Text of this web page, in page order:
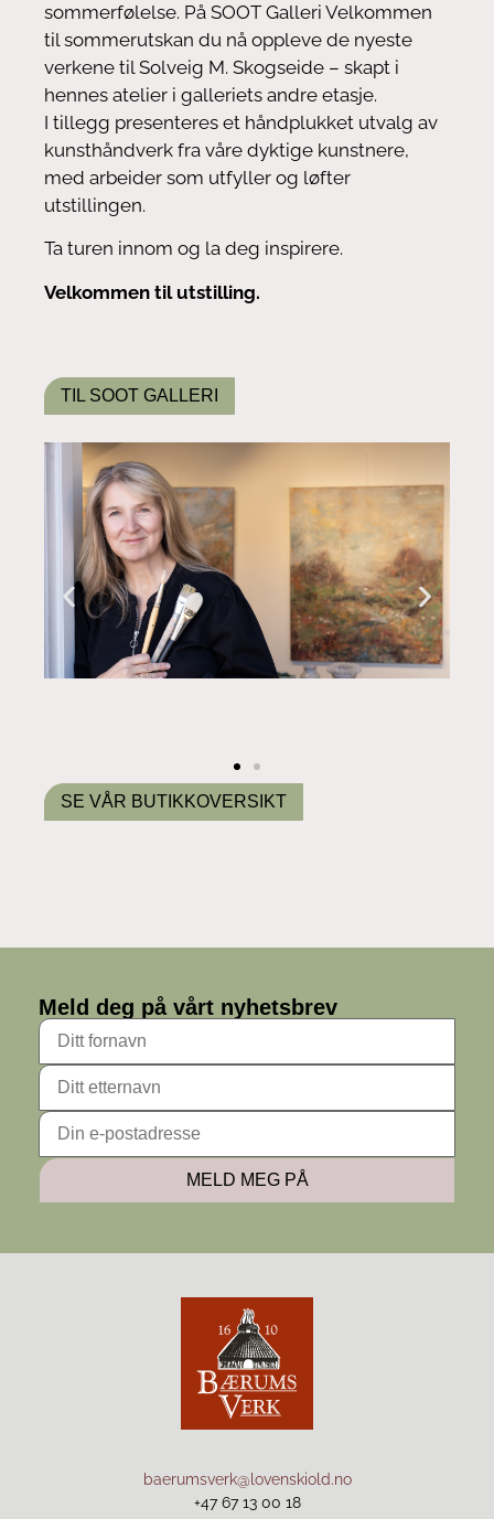
sommerfølelse. På SOOT Galleri Velkommen
til sommerutskan du nå oppleve de nyeste
verkene til Solveig M. Skogseide – skapt i
hennes atelier i galleriets andre etasje.
I tillegg presenteres et håndplukket utvalg av
kunsthåndverk fra våre dyktige kunstnere,
med arbeider som utfyller og løfter
utstillingen.
Ta turen innom og la deg inspirere.
Velkommen til utstilling.
TIL SOOT GALLERI
SE VÅR BUTIKKOVERSIKT
Meld deg på vårt nyhetsbrev
baerumsverk@lovenskiold.no
+47 67 13 00 18